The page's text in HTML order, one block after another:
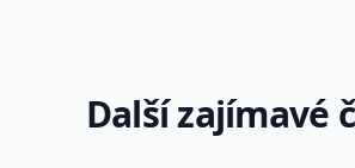
Další zajímavé